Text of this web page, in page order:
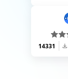
14331